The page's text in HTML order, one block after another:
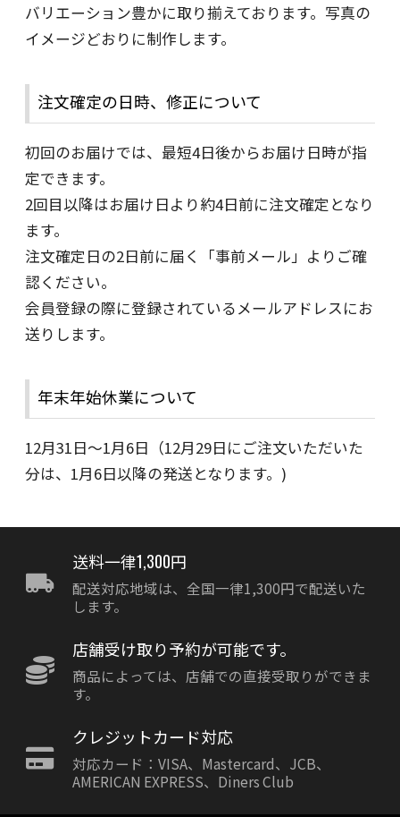
バリエーション豊かに取り揃えております。写真の
イメージどおりに制作します。
注文確定の日時、修正について
初回のお届けでは、最短4日後からお届け日時が指
定できます。
2回目以降はお届け日より約4日前に注文確定となり
ます。
注文確定日の2日前に届く「事前メール」よりご確
認ください。
会員登録の際に登録されているメールアドレスにお
送りします。
年末年始休業について
12月31日～1月6日（12月29日にご注文いただいた
分は、1月6日以降の発送となります。)
送料一律1,300円
配送対応地域は、全国一律1,300円で配送いた
します。
店舗受け取り予約が可能です。
商品によっては、店舗での直接受取りができま
す。
クレジットカード対応
対応カード：VISA、Mastercard、JCB、
AMERICAN EXPRESS、Diners Club